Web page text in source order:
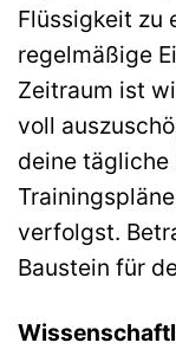
Flüssigkeit zu
regelmäßige
Zeitraum ist
voll
deine tägliche
verfolgst.
Baustein für